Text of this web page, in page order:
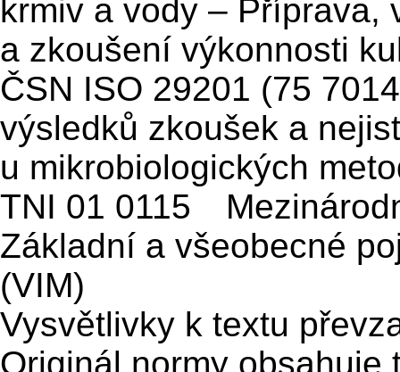
krmiv a vody – Příprava,
a zkoušení výkonnosti
ČSN ISO 29201 (75
výsledků zkoušek a
u mikrobiologických
TNI 01 0115
Základní a všeobecné
(VIM)
Vysvětlivky k textu
Originál normy